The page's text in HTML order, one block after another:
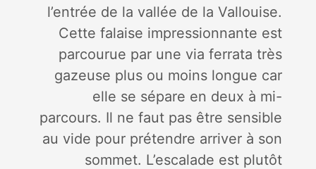
l’entrée de la vallée de la Vallouise.
Cette falaise impressionnante est
parcourue par une via ferrata très
gazeuse plus ou moins longue car
elle se sépare en deux à mi-
parcours. Il ne faut pas être sensible
au vide pour prétendre arriver à son
sommet. L’escalade est plutôt